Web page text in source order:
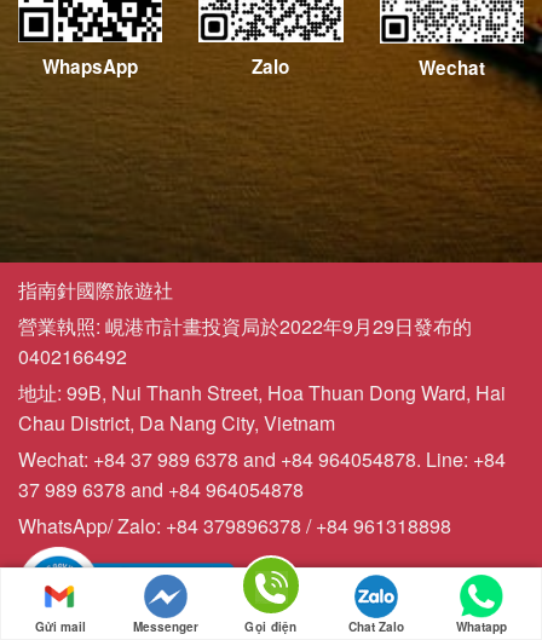
WhapsApp Zalo Wechat
指南針國際旅遊社
營業執照: 峴港市計畫投資局於2022年9月29日發布的
0402166492
地址: 99B, Nui Thanh Street, Hoa Thuan Dong Ward, Hai
Chau District, Da Nang City, Vietnam
Wechat: +84 37 989 6378 and +84 964054878. Line: +84
37 989 6378 and +84 964054878
WhatsApp/ Zalo: +84 379896378 / +84 961318898
Whatapp
Chat Zalo
Gọi điện
Messenger
Gửi mail